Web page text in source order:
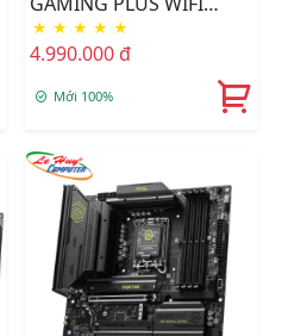
DDR5 (Socket 1851)
★ ★ ★ ★ ★
4.990.000 đ
Mới 100%